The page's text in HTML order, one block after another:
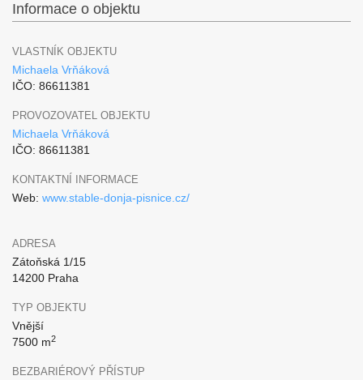
Informace o objektu
VLASTNÍK OBJEKTU
Michaela Vrňáková
IČO: 86611381
PROVOZOVATEL OBJEKTU
Michaela Vrňáková
IČO: 86611381
KONTAKTNÍ INFORMACE
Web: www.stable-donja-pisnice.cz/
ADRESA
Zátoňská 1/15
14200 Praha
TYP OBJEKTU
Vnější
7500 m2
BEZBARIÉROVÝ PŘÍSTUP